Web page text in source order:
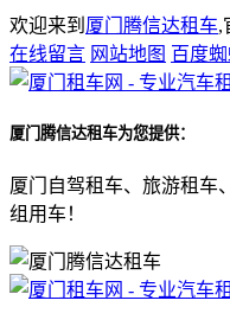
欢迎来到 厦门腾信达租车,
在线留言 网站地图 百度
厦门腾信达租车为您提供：
厦门自驾租车、旅游租车
组用车！